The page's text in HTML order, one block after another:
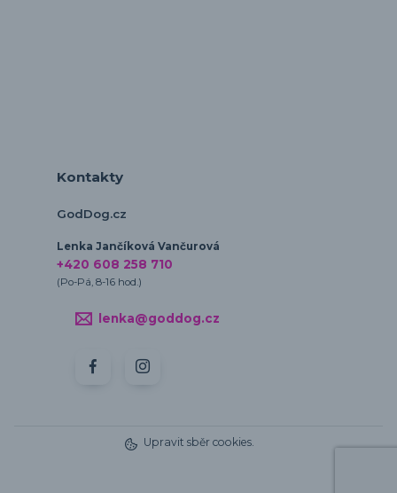
Kontakty
GodDog.cz
Lenka Jančíková Vančurová
+420 608 258 710
(Po-Pá, 8-16 hod.)
lenka@goddog.cz
Upravit sběr cookies.